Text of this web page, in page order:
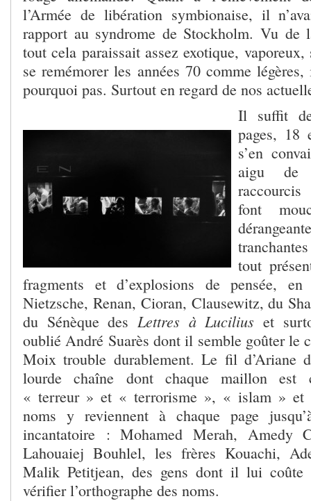
l’Armée de libération symbionaise, il
rapport au syndrome de Stockholm. Vu de
tout cela paraissait assez exotique,
se remémorer les années 70 comme
pourquoi pas. Surtout en regard de nos
Il suffit
pages, 18
s’en
aigu de
font
tout
fragments et d’explosions de pensée,
Nietzsche, Renan, Cioran, Clausewitz, du
du Sénèque des Lettres à Lucilius et
oublié André Suarès dont il semble goûter le
Moix trouble durablement. Le fil d’Ariane
lourde chaîne dont chaque maillon est
« terreur » et « terrorisme », « islam » et
noms y reviennent à chaque page
incantatoire : Mohamed Merah, Amedy
Lahouaiej Bouhlel, les frères Kouachi,
Malik Petitjean, des gens dont il lui coûte
vérifier l’orthographe des noms.